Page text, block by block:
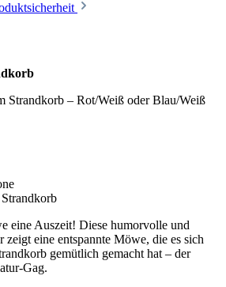
Strandkorb – Rot/Weiß oder Blau/Weiß
eine Auszeit! Diese humorvolle und
eine entspannte Möwe, die es sich
gemütlich gemacht hat – der
Gag.